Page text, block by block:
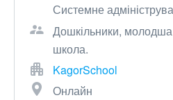
Системне
Дошкільники,
школа.
KagorSchool
Онлайн